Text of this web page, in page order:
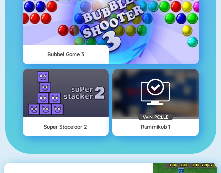
Bubbel Game 3
Super Stapelaar 2
VAIN PC:LLE
Rummikub 1